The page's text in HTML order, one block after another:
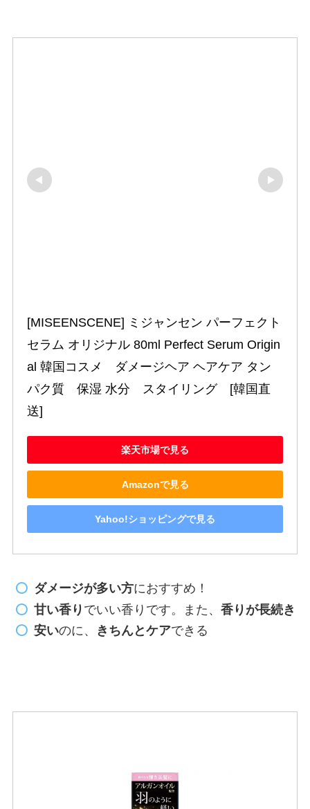
[MISEENSCENE] ミジャンセン パーフェクト
セラム オリジナル 80ml Perfect Serum Origin
al 韓国コスメ　ダメージヘア ヘアケア タン
パク質　保湿 水分　スタイリング　[韓国直
送]
楽天市場で見る
Amazonで見る
Yahoo!ショッピングで見る
ダメージが多い方におすすめ！
甘い香り でいい香りです。また、香りが長続き
安いのに、 きちんとケアできる